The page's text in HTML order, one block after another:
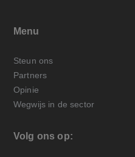
Menu
Steun ons
Partners
Opinie
Wegwijs in de sector
Volg ons op: